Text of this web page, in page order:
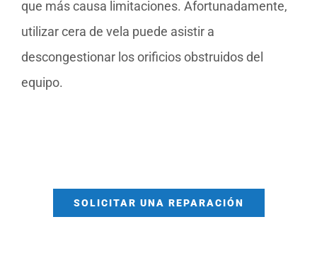
que más causa limitaciones. Afortunadamente,
utilizar cera de vela puede asistir a
descongestionar los orificios obstruidos del
equipo.
SOLICITAR UNA REPARACIÓN